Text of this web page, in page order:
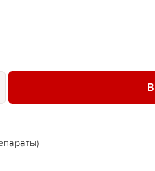
Эспумизан (капс. 40 мг №25)